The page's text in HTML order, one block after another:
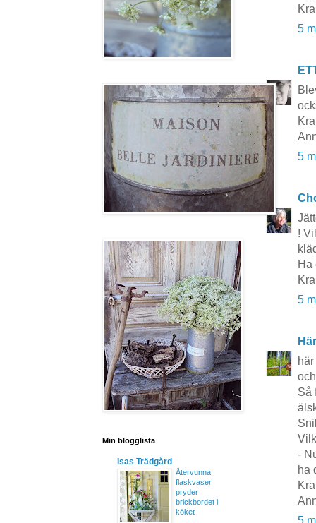
5
5
!
Ha
5
Så
-
ha
5
Min blogglista
Isas Trädgård
Återvunna
flaskvaser
pryder
brickbordet i
köket